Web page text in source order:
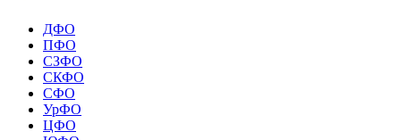
ДФО
ПФО
СЗФО
СКФО
СФО
УрФО
ЦФО